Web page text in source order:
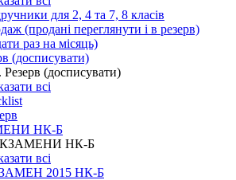
для 2, 4 та 7, 8 класів
(продані переглянути і в резерв)
раз на місяць)
(досписувати)
Резерв (досписувати)
всі
НК-Б
НК-Б
всі
2015 НК-Б